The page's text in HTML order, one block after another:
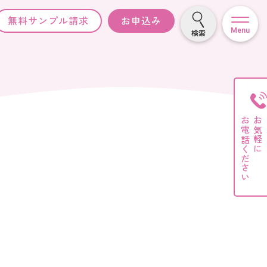
無料サンプル請求 お申込み
検索 Menu
お気軽に
お電話ください